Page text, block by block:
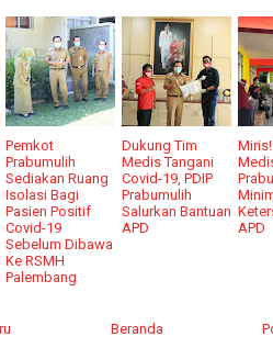
Pemkot
Prabumulih
Sediakan Ruang
Isolasi Bagi
Pasien Positif
Covid-19
Sebelum Dibawa
Ke RSMH
Palembang
Dukung Tim
Medis Tangani
Covid-19, PDIP
Prabumulih
Salurkan Bantuan
APD
APD
Beranda